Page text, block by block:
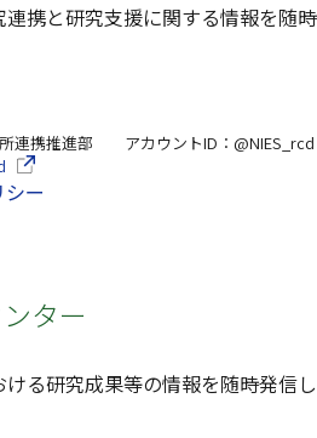
携と研究支援に関する情報を随時
所連携推進部 アカウントID：@NIES_rcd
（別ウインドウで開きます）
ー
ター
る研究成果等の情報を随時発信し